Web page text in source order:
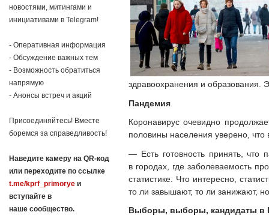
новостями, митингами и
инициативами в Telegram!
- Оперативная информация
- Обсуждение важных тем
- Возможность обратиться
напрямую
- Анонсы встреч и акций
Присоединяйтесь! Вместе
боремся за справедливость!
Наведите камеру на QR-код
или переходите по ссылке
t.me/kprf_primorye и
вступайте в
наше сообщество.
здравоохранения и образования.
Пандемия
Коронавирус очевидно
половины населения уверено, что
— Есть готовность принять,
в городах, где заболеваемость
статистике. Что интересно,
то ли завышают, то ли занижают,
Выборы, выборы, кандидаты в